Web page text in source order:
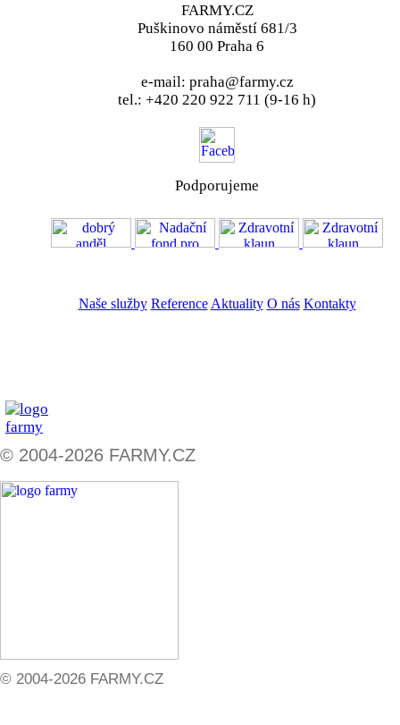
FARMY.CZ
Puškinovo náměstí 681/3
160 00 Praha 6
e-mail: praha@farmy.cz
tel.: +420 220 922 711 (9-16 h)
Podporujeme
Naše služby Reference Aktuality O nás Kontakty
© 2004-2026 FARMY.CZ
© 2004-2026 FARMY.CZ